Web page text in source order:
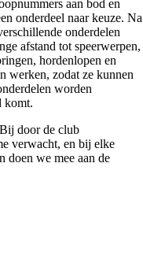
aan bod en
onderdeel naar keuze. Na
onderdelen
afstand tot speerwerpen,
hordenlopen en
werken, zodat ze kunnen
worden
komt.
door de club
verwacht, en bij elke
doen we mee aan de